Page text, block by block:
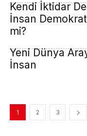
Kendi İktidar
İnsan
mi?
Yeni Dünya
İnsan
1 2 3